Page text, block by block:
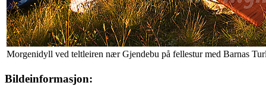
Morgenidyll ved teltleiren nær Gjendebu på fellestur med Barnas
Bildeinformasjon: